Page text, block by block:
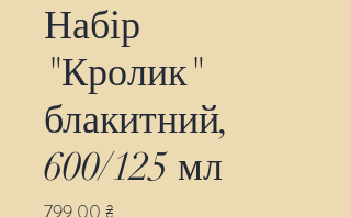
Набір
"Кролик"
блакитний,
600/125 мл
799,00 ₴